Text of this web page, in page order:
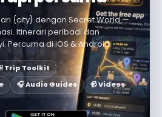
{city} dengan Secret World —
Itinerari peribadi dan
Percuma di iOS & Android.
Trip Toolkit
🎧 Audio Guides 📹 Videos